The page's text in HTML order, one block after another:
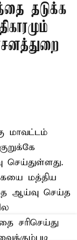
தடுக்க
மாவட்டம்
செய்துள்ளது.
மத்திய
ஆய்வு செய்த
சரிசெய்து